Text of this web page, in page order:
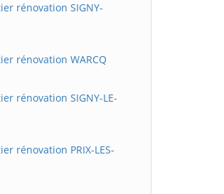
rénovation SIGNY-
rénovation WARCQ
rénovation SIGNY-LE-
rénovation PRIX-LES-